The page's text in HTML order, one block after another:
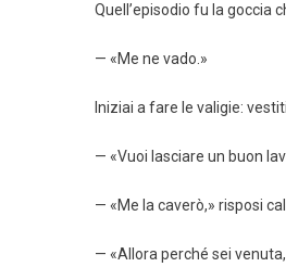
Quell’episodio fu la goccia
— «Me ne vado.»
Iniziai a fare le valigie:
— «Vuoi lasciare un buon
— «Me la caverò,» risposi
— «Allora perché sei